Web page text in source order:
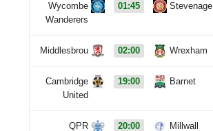
Wycombe
Wanderers
01:45 Stevenage
Middlesbrou 02:00 Wrexham
Cambridge
United
19:00 Barnet
QPR 20:00 Millwall